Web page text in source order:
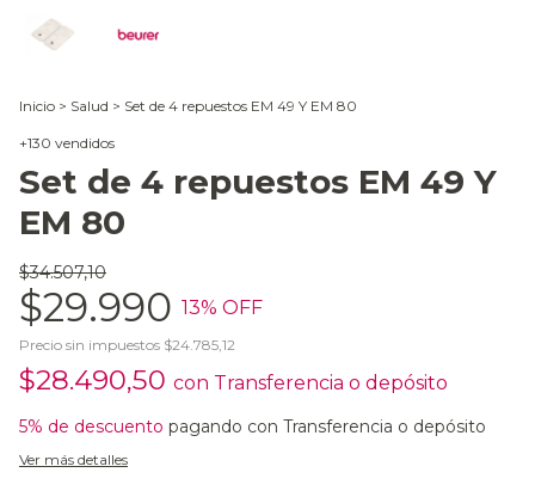
Inicio > Salud > Set de 4 repuestos EM 49 Y EM 80
+130 vendidos
Set de 4 repuestos EM 49 Y
EM 80
$34.507,10
$29.990 13% OFF
Precio sin impuestos $24.785,12
$28.490,50 con Transferencia o depósito
5% de descuento pagando con Transferencia o depósito
Ver más detalles